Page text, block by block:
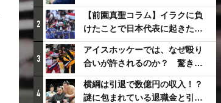
優勝を巡るさまざまなドラマ
2
【前園真聖コラム】イラクに負
けたことで日本代表に起きたプ
ラスとは
3
アイスホッケーでは、なぜ殴り
合いが許されるのか？ 驚きの
「ファイティング」ルールにつ
いて
4
横綱は引退で数億円の収入！？
謎に包まれている退職金と引退